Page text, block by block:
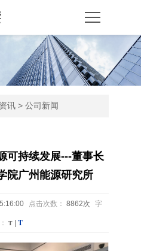
讯 > 公司新闻
可持续发展---董事长
院广州能源研究所
点击次数： 8862次 字
T T